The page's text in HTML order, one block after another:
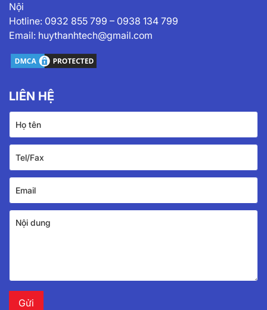
Nội
Hotline: 0932 855 799 – 0938 134 799
Email: huythanhtech@gmail.com
LIÊN HỆ